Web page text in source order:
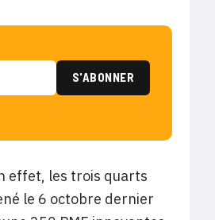
effet, les trois quarts
le 6 octobre dernier